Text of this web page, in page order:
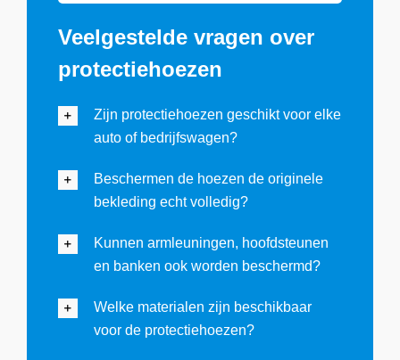
Veelgestelde vragen over
protectiehoezen
Zijn protectiehoezen geschikt voor elke
auto of bedrijfswagen?
Beschermen de hoezen de originele
bekleding echt volledig?
Kunnen armleuningen, hoofdsteunen
en banken ook worden beschermd?
Welke materialen zijn beschikbaar
voor de protectiehoezen?